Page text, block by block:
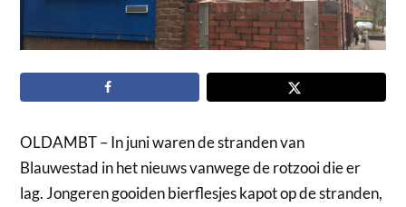
OLDAMBT – In juni waren de stranden van
Blauwestad in het nieuws vanwege de rotzooi die er
lag. Jongeren gooiden bierflesjes kapot op de stranden,